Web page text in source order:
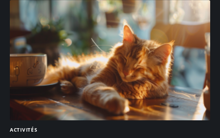
ACTIVITÉS